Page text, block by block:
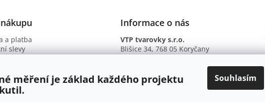
měření je základ každého projektu
Souhlasím
a platba
slevy
ochrany osobních údajů
Informace o nás
VTP tvarovky s.r.o.
Blišice 34, 768 05 Koryčany
B. ú.: 2301934375/2010 (Fio banka)